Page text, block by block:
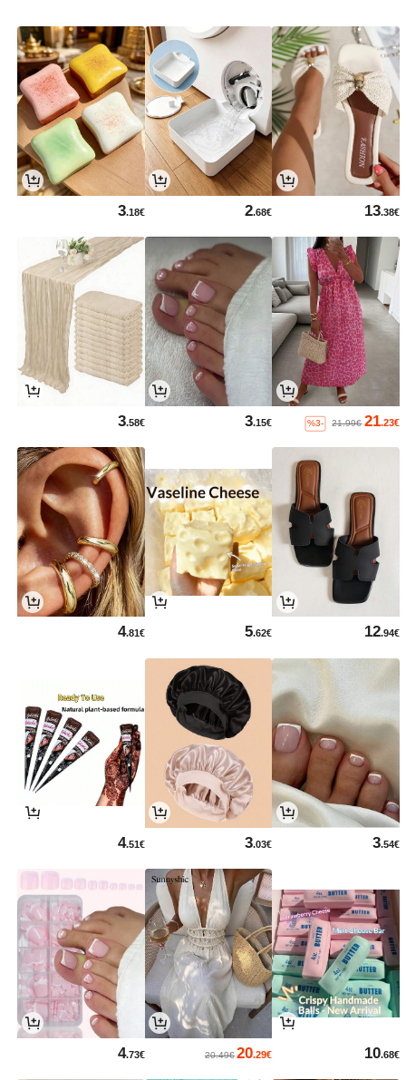
13.38€
2.68€
3.18€
21.23€
21.99€
%3-
3.15€
3.58€
12.94€
5.62€
4.81€
3.54€
3.03€
4.51€
10.68€
20.29€
20.49€
4.73€